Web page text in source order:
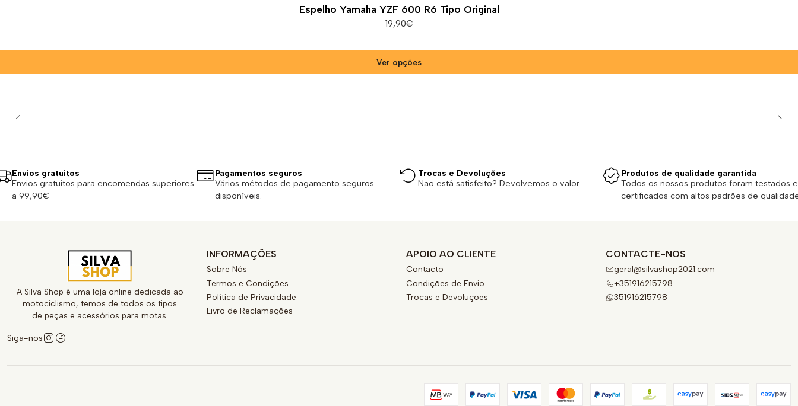
Espelho Yamaha YZF 600 R6 Tipo Original
19,90€
Ver opções
Envios gratuitos
Envios gratuitos para encomendas superiores
a 99,90€
Pagamentos seguros
Vários métodos de pagamento seguros
disponíveis.
Trocas e Devoluções
Não está satisfeito? Devolvemos o valor
Produtos de qualidade garantida
Todos os nossos produtos foram testados e
certificados com altos padrões de
A Silva Shop é uma loja online dedicada ao
motociclismo, temos de todos os tipos
de peças e acessórios para motas.
Siga-nos
INFORMAÇÕES
Sobre Nós
Termos e Condições
Política de Privacidade
Livro de Reclamações
APOIO AO CLIENTE
Contacto
Condições de Envio
Trocas e Devoluções
CONTACTE-NOS
geral@silvashop2021.com
+351916215798
351916215798